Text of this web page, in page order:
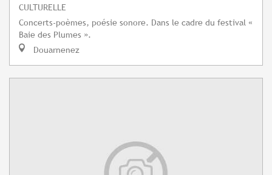
CULTURELLE
Concerts-poèmes, poésie sonore. Dans le cadre du festival «
Baie des Plumes ».
Douarnenez